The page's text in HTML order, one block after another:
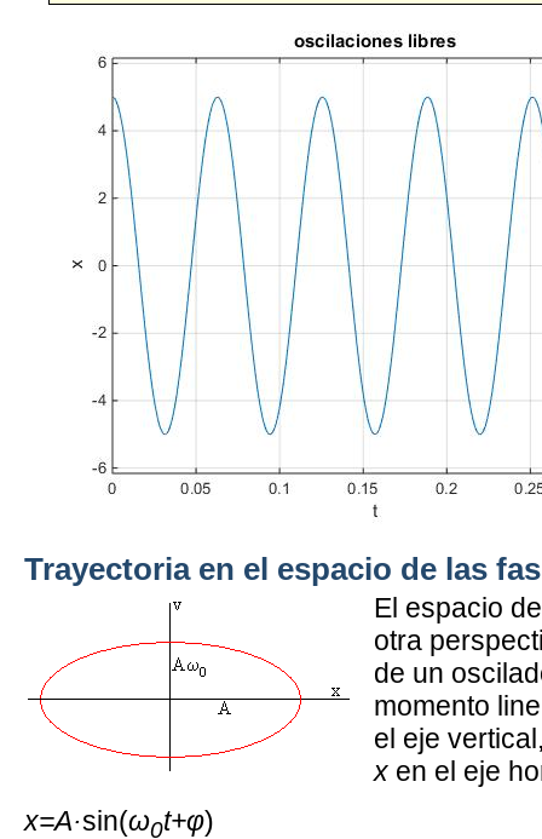
Trayectoria en el espacio de las
El espacio
otra
de un
momento
el eje
x en el eje
x=A·sin(ω0t+φ)